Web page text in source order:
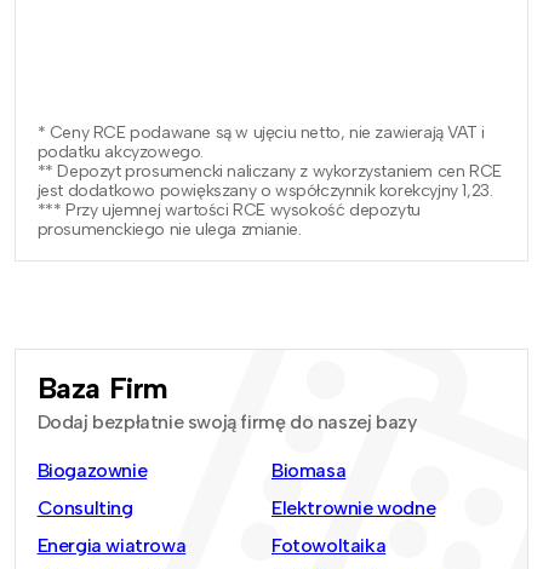
* Ceny RCE podawane są w ujęciu netto, nie zawierają VAT i
podatku akcyzowego.
** Depozyt prosumencki naliczany z wykorzystaniem cen RCE
jest dodatkowo powiększany o współczynnik korekcyjny 1,23.
*** Przy ujemnej wartości RCE wysokość depozytu
prosumenckiego nie ulega zmianie.
Baza Firm
Dodaj bezpłatnie swoją firmę do naszej bazy
Biogazownie
Biomasa
Consulting
Elektrownie wodne
Energia wiatrowa
Fotowoltaika